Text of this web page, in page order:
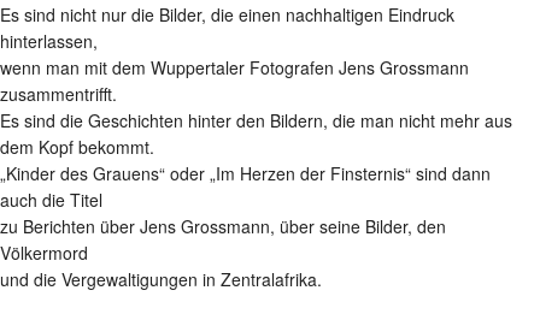
Es sind nicht nur die Bilder, die einen nachhaltigen Eindruck
hinterlassen,
wenn man mit dem Wuppertaler Fotografen Jens Grossmann
zusammentrifft.
Es sind die Geschichten hinter den Bildern, die man nicht mehr aus
dem Kopf bekommt.
„Kinder des Grauens“ oder „Im Herzen der Finsternis“ sind dann
auch die Titel
zu Berichten über Jens Grossmann, über seine Bilder, den
Völkermord
und die Vergewaltigungen in Zentralafrika.